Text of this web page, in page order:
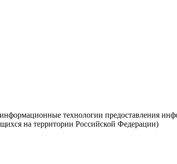
технологии предоставления
на территории Российской Федерации)